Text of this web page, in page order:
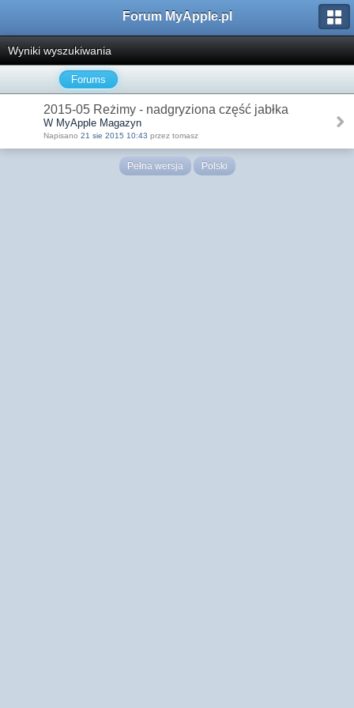
Forum MyApple.pl
Wyniki wyszukiwania
Forums
2015-05 Reżimy - nadgryziona część jabłka
W MyApple Magazyn
Napisano 21 sie 2015 10:43 przez tomasz
Pełna wersja Polski